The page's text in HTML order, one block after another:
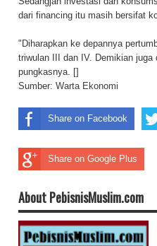
dari financing itu masih bersifat
"Diharapkan ke depannya
triwulan III dan IV. Demikian
pungkasnya. []
Sumber: Warta Ekonomi
Share on Facebook
Share on Google Plus
About PebisnisMuslim.com